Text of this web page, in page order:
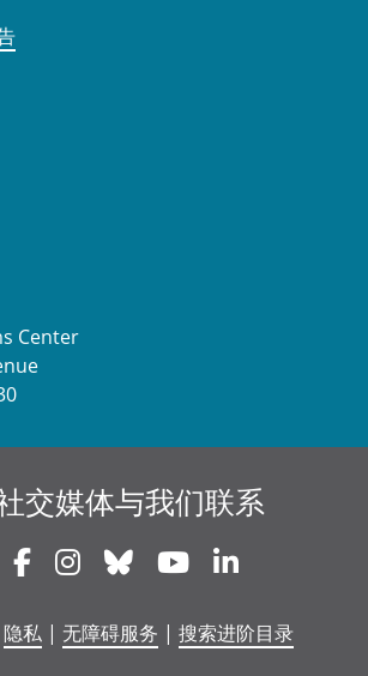
Center
交媒体与我们联系
NewsletterFacebookInstagram
Bluesky Youtube
隐私| 无障碍服务 | 搜索进阶目录